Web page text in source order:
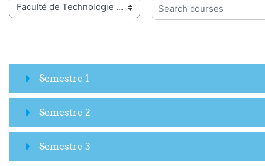
Search courses
Semestre 1
Semestre 2
Semestre 3